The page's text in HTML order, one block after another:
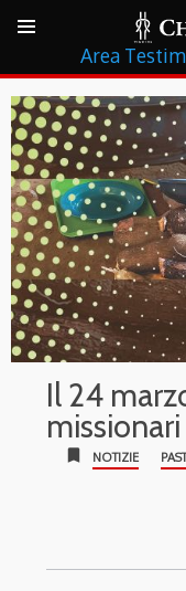
Il 24
bookmark NOTIZIE